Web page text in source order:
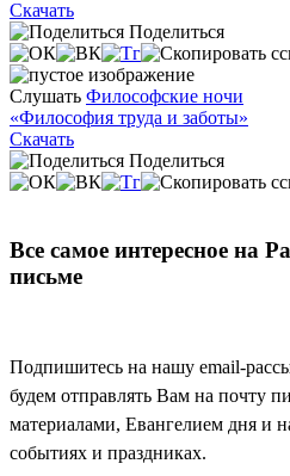
Скачать
Поделиться
Слушать Философские ночи
«Философия труда и заботы»
Скачать
Поделиться
Все самое интересное на
письме
Подпишитесь на нашу email-
будем отправлять Вам на почту
материалами, Евангелием дня и
событиях и праздниках.